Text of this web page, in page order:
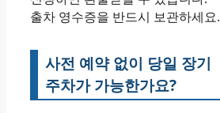
출차 영수증을 반드시 보관하세요.
사전 예약 없이 당일 장기
주차가 가능한가요?